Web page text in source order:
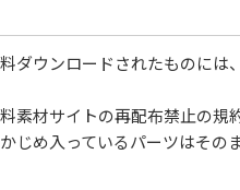
ダウンロードされたものには、
料素材サイトの再配布禁止の規
じめ入っているパーツはその